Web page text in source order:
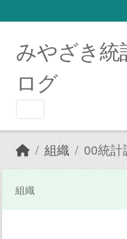
みやざき統
ログ
組織 00統計
組織